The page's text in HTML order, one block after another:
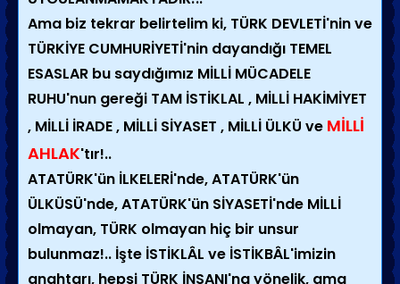
Ama biz tekrar belirtelim ki, TÜRK DEVLETİ'nin ve
TÜRKİYE CUMHURİYETİ'nin dayandığı TEMEL
ESASLAR bu saydığımız MİLLİ MÜCADELE
RUHU'nun gereği TAM İSTİKLAL , MİLLİ HAKİMİYET
, MİLLİ İRADE , MİLLİ SİYASET , MİLLİ ÜLKÜ ve MİLLİ
AHLAK'tır!..
ATATÜRK'ün İLKELERİ'nde, ATATÜRK'ün
ÜLKÜSÜ'nde, ATATÜRK'ün SİYASETİ'nde MİLLİ
olmayan, TÜRK olmayan hiç bir unsur
bulunmaz!.. İşte İSTİKLÂL ve İSTİKBÂL'imizin
anahtarı, hepsi TÜRK İNSANI'na yönelik, ama